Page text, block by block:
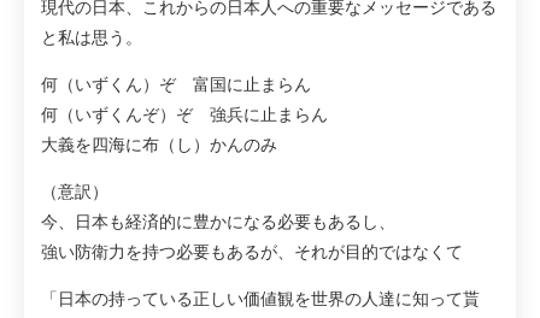
現代の日本、これからの日本人への重要なメッセージである
と私は思う。
何（いずくん）ぞ 富国に止まらん
何（いずくんぞ）ぞ 強兵に止まらん
大義を四海に布（し）かんのみ
（意訳）
今、日本も経済的に豊かになる必要もあるし、
強い防衛力を持つ必要もあるが、それが目的ではなくて
「日本の持っている正しい価値観を世界の人達に知って貰